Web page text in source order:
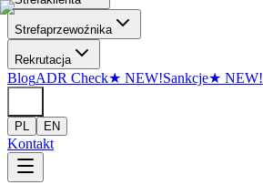
Przejdź do treści
Strefaprzewoźnika
Rekrutacja
BlogADR Check★ NEW!Sankcje★ NEW!
PL EN
Kontakt